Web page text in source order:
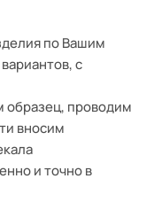
по Вашим
с
образец, проводим
вносим
и точно в